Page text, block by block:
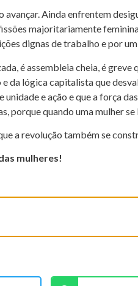
Ainda enfrentem
majoritariamente
dignas de trabalho e por
é assembleia cheia, é
da lógica capitalista que
unidade e ação e que a força
porque quando uma mulher
a revolução também se
mulheres!